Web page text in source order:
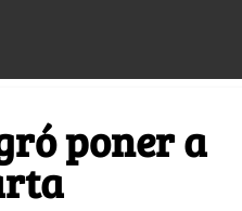
poner a